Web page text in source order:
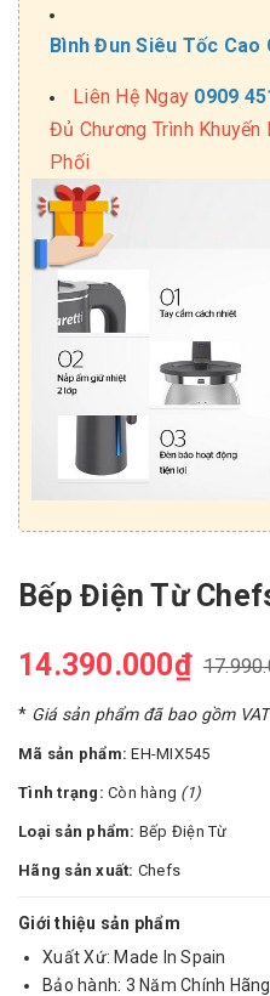
Bình Đun Siêu Tốc Cao
Liên Hệ Ngay 0909
Đủ Chương Trình Khuyến
Phối
Bếp Điện Từ
14.390.000₫
* Giá sản phẩm đã bao gồm VAT
Mã sản phẩm:EH-MIX545
Tình trạng: Còn hàng (1)
Loại sản phẩm: Bếp Điện Từ
Hãng sản xuất: Chefs
Giới thiệu sản phẩm
Xuất Xứ: Made In Spain
Bảo hành: 3 Năm Chính Hãng